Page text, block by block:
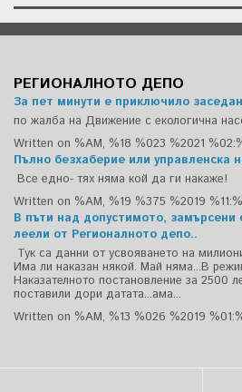
РЕГИОНАЛНОТО ДЕПО
За пет минути е приключило
по жалба на Движение с екологична
Written on %AM, %18 %023 %2021
Пълно безхаберие или управленска
Все едно- тях няма кой да ги накаже!
Written on %AM, %19 %375 %2019
В пъти над допустимото,
леели от Регионалното депо..
Тук са данни от усвояването на
Има ли наказан някой. Май няма...В
Наказателното постановление за 2500
поставили дори датата...ама...
Written on %AM, %13 %026 %2019